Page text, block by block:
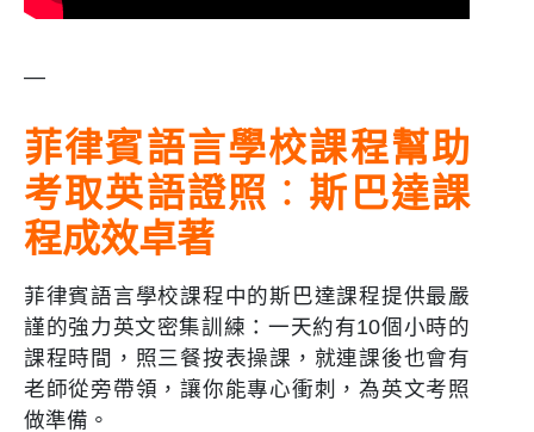
—
菲律賓語言學校課程幫助
考取英語證照 ： 斯巴達課
程成效卓著
菲律賓語言學校課程中的斯巴達課程提供最嚴
謹的強力英文密集訓練：一天約有10個小時的
課程時間，照三餐按表操課，就連課後也會有
老師從旁帶領，讓你能專心衝刺，為英文考照
做準備。